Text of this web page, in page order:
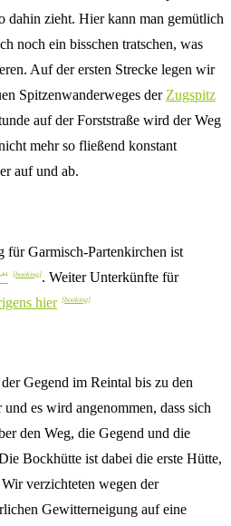
dahin zieht. Hier kann man gemütlich
noch ein bisschen tratschen, was
Auf der ersten Strecke legen wir
Spitzenwanderweges derZugspitz
auf der Forststraße wird der Weg
mehr so fließend konstant
auf und ab.
für Garmisch-Partenkirchen ist
. Weiter Unterkünfte für
hier
Gegend im Reintal bis zu den
es wird angenommen, dass sich
den Weg, die Gegend und die
Bockhütte ist dabei die erste Hütte,
verzichteten wegen der
Gewitterneigung auf eine